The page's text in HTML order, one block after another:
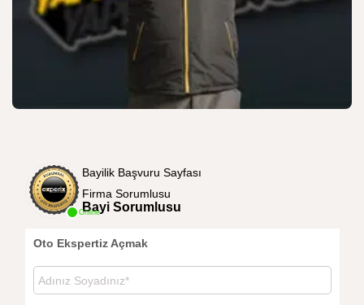
Online
Bayilik Başvuru Sayfası
Firma Sorumlusu
Bayi Sorumlusu
Oto Ekspertiz Açmak